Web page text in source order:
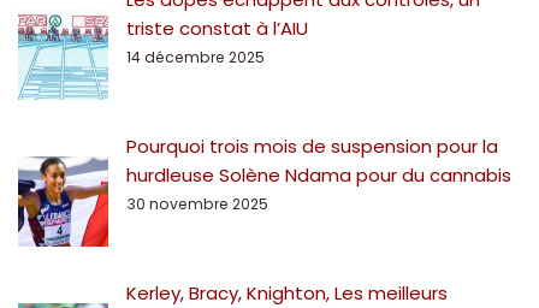
triste constat à l’AIU
14 décembre 2025
Pourquoi trois mois de suspension pour la
hurdleuse Solène Ndama pour du cannabis
30 novembre 2025
Kerley, Bracy, Knighton, Les meilleurs